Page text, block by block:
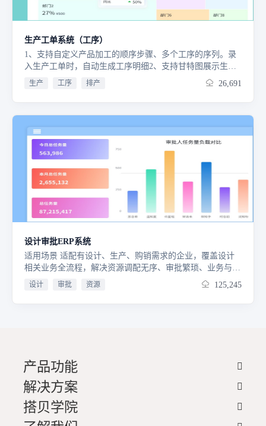
生产工单系统（工序）
1、支持自定义产品加工的顺序步骤、多个工序的序列。录
入生产工单时，自动生成工序明细2、支持甘特图展示生产
计划，实现生产排产3、自动计算生产工序明细，修改生产
工单状态后自动下发生产任务4、工人每日手机端快速实现
工厂进行分析处理，并支持通过仪表盘进行可视化展示与查
询
生产 工序 排产 26,691
设计审批ERP系统
适用场景 适配有设计、生产、购销需求的企业，覆盖设计
相关业务全流程，解决资源调配无序、审批繁琐、业务与财
务脱节等痛点，易上手、实用性强。 核心价值 精简高效，
聚焦核心需求，规范业务流程、优化资源调配，打通业财链
环，保障生产物料供应。生产排产与执行：结合工艺
BOM，通过生产计划、工单、物料需求等表单，支撑生产
排产、物料配套及过程把控，确保订单按时交付。库存管
理：以库存表、出入库表单精准掌握库存动态，合理管控库
存水平，助力库存优化与物资高效周转。资金管理：通过收
款、付款、发票、应收应付表单串联业财，清晰呈现资金往
设计 审批 资源 125,245
产品功能
解决方案
搭贝学院